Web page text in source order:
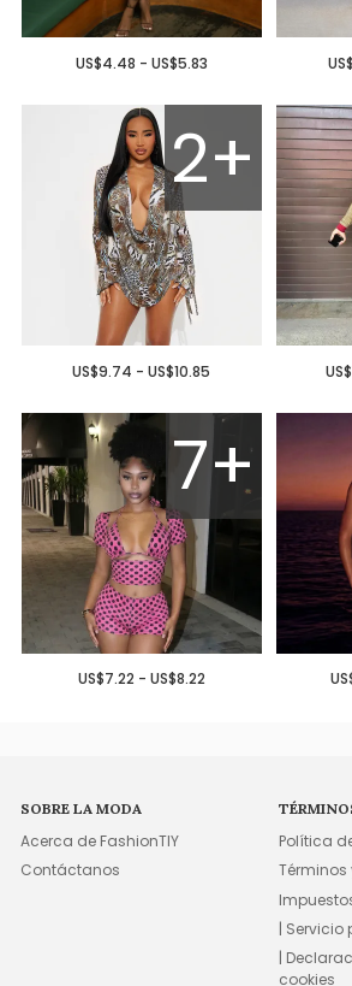
US$4.48 - US$5.83
2+
US$9.74 - US$10.85
7+
US$7.22 - US$8.22
SOBRE LA MODA
Acerca de FashionTIY
Contáctanos
Política
| Servicio
|
cookies